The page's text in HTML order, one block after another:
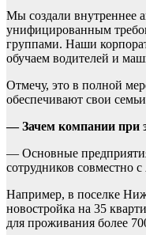
Мы создали внутреннее
унифицированным
группами. Наши
обучаем водителей и
Отмечу, это в полной
обеспечивают свои
— Зачем компании при
— Основные
сотрудников совместно
Например, в поселке
новостройка на 35
для проживания более